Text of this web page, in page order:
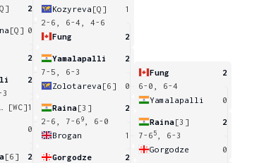
2
[Q] 0
2
2
[WC]1
0
[6] 2
Kozyreva [Q]
1
2-6, 6-4, 4-6
Fung
2
Yamalapalli
2
7-5, 6-3
Zolotareva [6] 0
Raina[3]
2
2-6, 7-6 9
, 6-0
Brogan
1
Gorgodze
2
Fung
2
6-0, 6-4
Yamalapalli
0
Raina[3]
2
7-6 5
, 6-3
Gorgodze
0